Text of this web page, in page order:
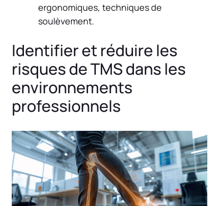
ergonomiques, techniques de
soulèvement.
Identifier et réduire les
risques de TMS dans les
environnements
professionnels